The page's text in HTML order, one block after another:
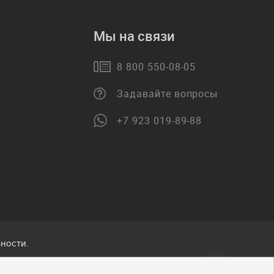
Мы на связи
8 800 550-08-05
Задавайте вопросы
+7 923 019-89-88